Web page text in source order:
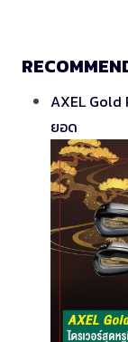
AXEL Gold
ยอด